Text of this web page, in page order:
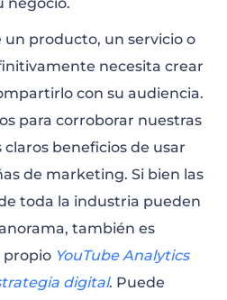
un producto, un servicio o
necesita crear
con su audiencia.
para corroborar nuestras
beneficios de usar
de marketing. Si bien las
toda la industria pueden
también es
propio YouTube Analytics
digital. Puede